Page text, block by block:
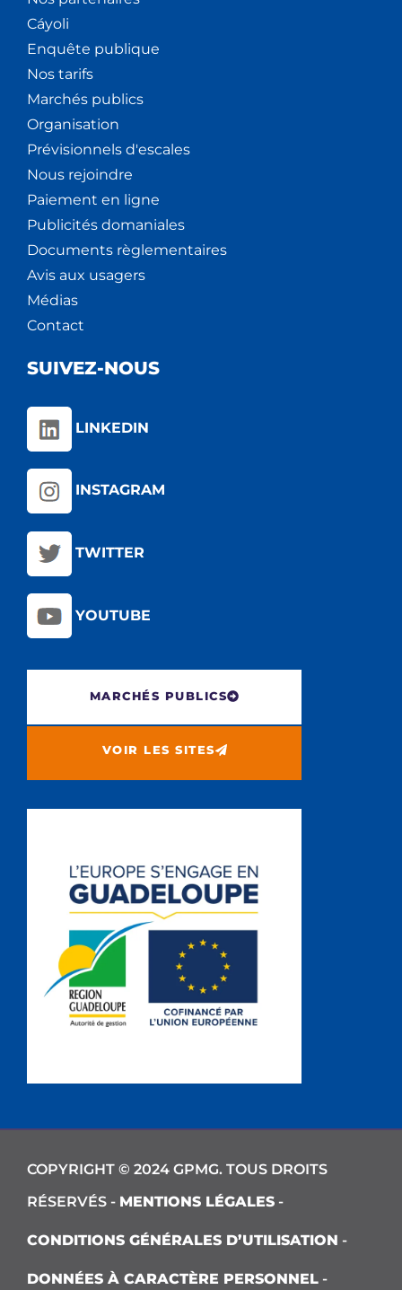
Cáyoli
Enquête publique
Nos tarifs
Marchés publics
Organisation
Prévisionnels d'escales
Nous rejoindre
Paiement en ligne
Publicités domaniales
Documents règlementaires
Avis aux usagers
Médias
Contact
SUIVEZ-NOUS
LINKEDIN
INSTAGRAM
TWITTER
YOUTUBE
MARCHÉS PUBLICS
VOIR LES SITES
COPYRIGHT © 2024 GPMG. TOUS DROITS
RÉSERVÉS - MENTIONS LÉGALES -
CONDITIONS GÉNÉRALES D’UTILISATION -
DONNÉES À CARACTÈRE PERSONNEL -